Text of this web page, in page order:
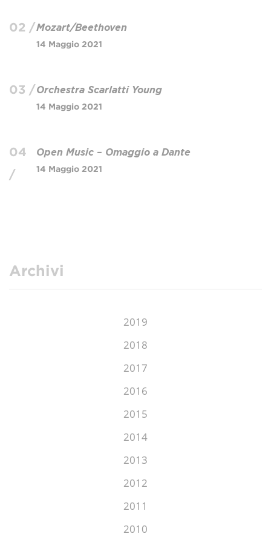
02 /Mozart/Beethoven
14 Maggio 2021
03 /Orchestra Scarlatti Young
14 Maggio 2021
04
/
Open Music – Omaggio a Dante
14 Maggio 2021
Archivi
2019
2018
2017
2016
2015
2014
2013
2012
2011
2010